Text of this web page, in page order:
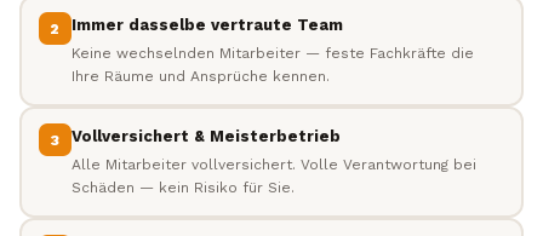
2 Immer dasselbe vertraute Team
Keine wechselnden Mitarbeiter — feste Fachkräfte die
Ihre Räume und Ansprüche kennen.
3 Vollversichert & Meisterbetrieb
Alle Mitarbeiter vollversichert. Volle Verantwortung bei
Schäden — kein Risiko für Sie.